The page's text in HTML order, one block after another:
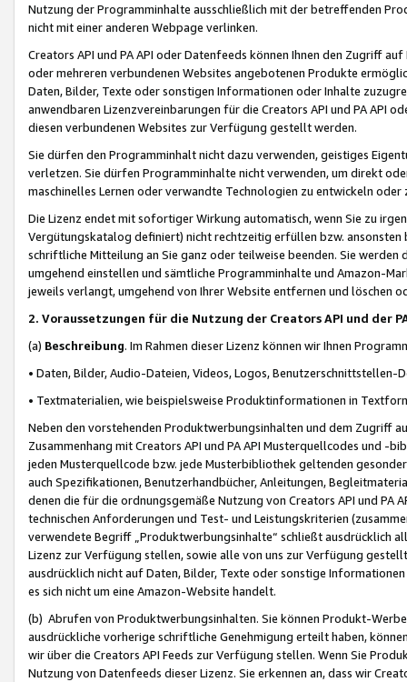
Nutzung der Programminhalte ausschließlich mit der betreffenden
nicht mit einer anderen Webpage verlinken.
Creators API und PA API oder Datenfeeds können Ihnen den Zugriff
oder mehreren verbundenen Websites angebotenen Produkte
Daten, Bilder, Texte oder sonstigen Informationen oder Inhalte
anwendbaren Lizenzvereinbarungen für die Creators API und PA API
diesen verbundenen Websites zur Verfügung gestellt werden.
Sie dürfen den Programminhalt nicht dazu verwenden, geistiges
verletzen. Sie dürfen Programminhalte nicht verwenden, um direkt
maschinelles Lernen oder verwandte Technologien zu entwickeln
Die Lizenz endet mit sofortiger Wirkung automatisch, wenn Sie zu
Vergütungskatalog definiert) nicht rechtzeitig erfüllen bzw. ansonsten
schriftliche Mitteilung an Sie ganz oder teilweise beenden. Sie werden
umgehend einstellen und sämtliche Programminhalte und Amazon-
jeweils verlangt, umgehend von Ihrer Website entfernen und löschen
2. Voraussetzungen für die Nutzung der Creators API und der
(a) Beschreibung. Im Rahmen dieser Lizenz können wir Ihnen
• Daten, Bilder, Audio-Dateien, Videos, Logos, Benutzerschnittstellen-
• Textmaterialien, wie beispielsweise Produktinformationen in
Neben den vorstehenden Produktwerbungsinhalten und dem Zugriff
Zusammenhang mit Creators API und PA API Musterquellcodes und
jeden Musterquellcode bzw. jede Musterbibliothek geltenden
auch Spezifikationen, Benutzerhandbücher, Anleitungen,
denen die für die ordnungsgemäße Nutzung von Creators API und PA
technischen Anforderungen und Test- und Leistungskriterien
verwendete Begriff „Produktwerbungsinhalte“ schließt ausdrücklich
Lizenz zur Verfügung stellen, sowie alle von uns zur Verfügung
ausdrücklich nicht auf Daten, Bilder, Texte oder sonstige
es sich nicht um eine Amazon-Website handelt.
(b) Abrufen von Produktwerbungsinhalten. Sie können Produkt-
ausdrückliche vorherige schriftliche Genehmigung erteilt haben,
wir über die Creators API Feeds zur Verfügung stellen. Wenn Sie
Nutzung von Datenfeeds dieser Lizenz. Sie erkennen an, dass wir